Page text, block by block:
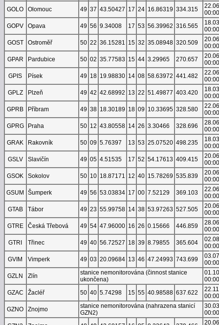
GOLO
Olomouc 49 37 43.50427 17 24 16.86319 334.315
00:00
GOPV
Opava 49 56 9.34008 17 53 56.39962 316.565
00:00
GOST
Ostroměř 50 22 36.15281 15 32 35.08948 320.509
00:00
GPAR
Pardubice 50 02 35.77583 15 44 3.29965 270.657
00:00
GPIS
Písek 49 18 19.98830 14 08 58.63972 441.482
00:00
GPLZ
Plzeň 49 42 42.68992 13 22 51.49877 403.420
00:00
GPRB
Příbram 49 38 18.30189 18 09 10.33695 328.580
00:00
GPRG
Praha 50 12 43.80558 14 26 3.30466 328.696
00:00
GRAK
Rakovník 50 09 5.76397 13 53 25.07520 498.235
00:00
GSLV
Slavičín 49 05 4.51535 17 52 54.17613 409.415
00:00
GSOK
Sokolov 50 10 18.87171 12 40 15.78269 535.839
00:00
GSUM
Šumperk 49 56 53.03834 17 00 7.52129 369.103
00:00
GTAB
Tábor 49 23 55.99758 14 38 53.97263 527.505
00:00
GTRE
Česká Třebová 49 54 47.96000 16 26 0.15666 446.859
00:00
GTRI
Třinec 49 40 56.72527 18 39 8.79855 365.604
00:00
GVIM
Vimperk 49 03 20.09684 13 46 47.24993 743.699
00:00
GZLN
Zlín
stanice nemonitorována (činnost stanice
ukončena)
00:00
GZAC
Žacléř 50 40 5.74298 15 55 40.98588 637.622
00:00
GZNO
Znojmo
stanice nemonitorována (nahrazena stanicí
GZN2)
00:00